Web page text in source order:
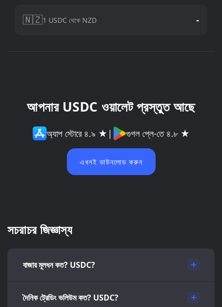
🇳🇿1 USDC থেকে NZD -
আপনার USDC ওয়ালেট প্রস্তুত আছে
অ্যাপ স্টোরে ৪.৯ ★ | গুগল প্লে-তে ৪.৮ ★
এখনই ডাউনলোড করুন
সচরাচর জিজ্ঞাস্য
বাজার মূলধন কত? USDC?
দৈনিক ট্রেডিং ভলিউম কত? USDC?